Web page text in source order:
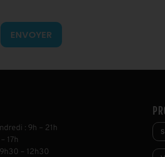
ENVOYER
: 9h – 21h
– 17h
9h30 – 12h30